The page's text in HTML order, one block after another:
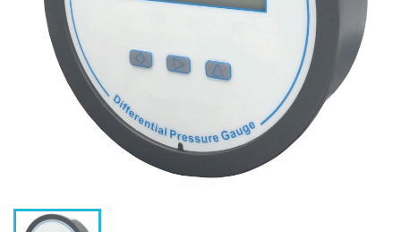
NOTRE CATALOGUE
COORDONNÉES
NOUS CONTACTER
ÉLÉMENTS TECHNIQUES